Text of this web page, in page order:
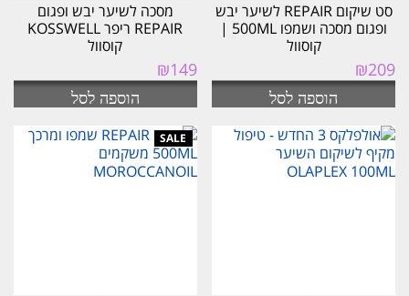
סט שיקום REPAIR לשיער יבש
ופגום מסכה ושמפו 500ML |
קוסוול
₪209
הוספה לסל
מסכה לשיער יבש ופגום
REPAIR ריפר KOSSWELL
קוסוול
₪149
הוספה לסל